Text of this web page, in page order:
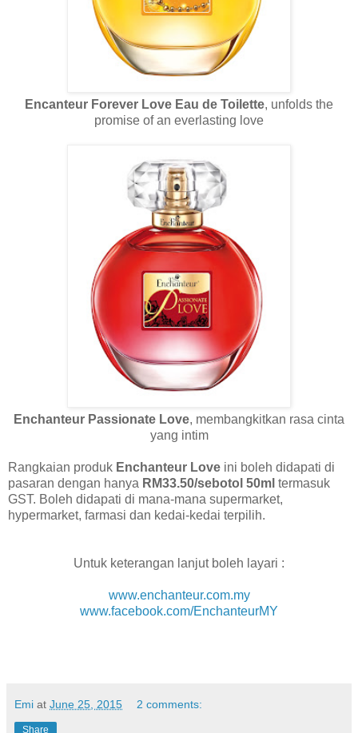
Encanteur Forever Love Eau de Toilette, unfolds the
promise of an everlasting love
Enchanteur Passionate Love, membangkitkan rasa cinta
yang intim
Rangkaian produk Enchanteur Love ini boleh didapati di
pasaran dengan hanya RM33.50/sebotol 50ml termasuk
GST. Boleh didapati di mana-mana supermarket,
hypermarket, farmasi dan kedai-kedai terpilih.
Untuk keterangan lanjut boleh layari :
www.enchanteur.com.my
www.facebook.com/EnchanteurMY
Emi at June 25, 2015 2 comments:
Share